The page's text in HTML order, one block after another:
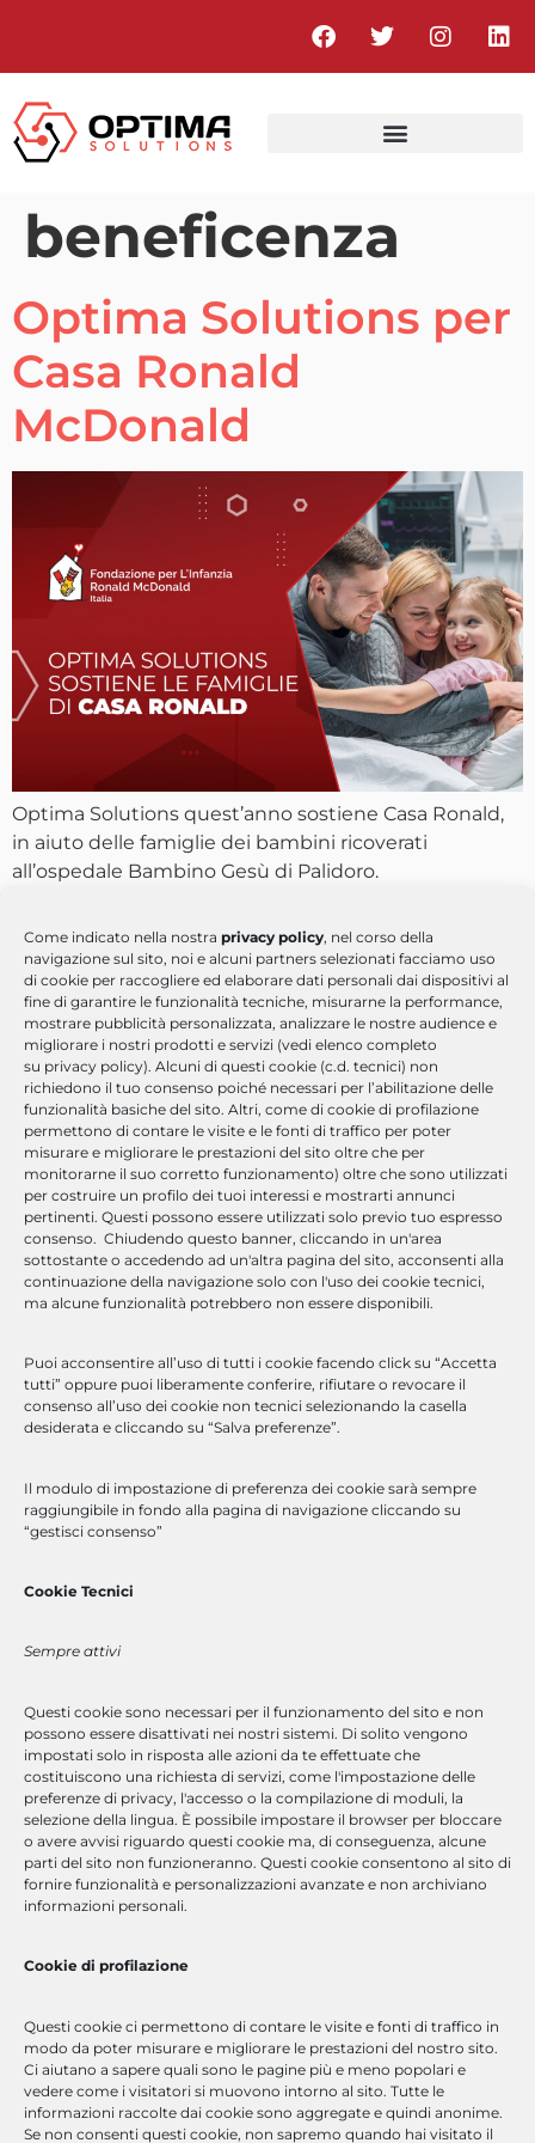
Come indicato nella nostra privacy policy, nel corso della
navigazione sul sito, noi e alcuni partners selezionati facciamo uso
di cookie per raccogliere ed elaborare dati personali dai dispositivi al
fine di garantire le funzionalità tecniche, misurarne la performance,
mostrare pubblicità personalizzata, analizzare le nostre audience e
migliorare i nostri prodotti e servizi (vedi elenco completo
su privacy policy). Alcuni di questi cookie (c.d. tecnici) non
richiedono il tuo consenso poiché necessari per l’abilitazione delle
funzionalità basiche del sito. Altri, come di cookie di profilazione
permettono di contare le visite e le fonti di traffico per poter
misurare e migliorare le prestazioni del sito oltre che per
monitorarne il suo corretto funzionamento) oltre che sono utilizzati
per costruire un profilo dei tuoi interessi e mostrarti annunci
pertinenti. Questi possono essere utilizzati solo previo tuo espresso
consenso. Chiudendo questo banner, cliccando in un'area
sottostante o accedendo ad un'altra pagina del sito, acconsenti alla
continuazione della navigazione solo con l'uso dei cookie tecnici,
ma alcune funzionalità potrebbero non essere disponibili.
Puoi acconsentire all’uso di tutti i cookie facendo click su “Accetta
tutti” oppure puoi liberamente conferire, rifiutare o revocare il
consenso all’uso dei cookie non tecnici selezionando la casella
desiderata e cliccando su “Salva preferenze”.
Il modulo di impostazione di preferenza dei cookie sarà sempre
raggiungibile in fondo alla pagina di navigazione cliccando su
“gestisci consenso”
Cookie Tecnici
Sempre attivi
Questi cookie sono necessari per il funzionamento del sito e non
possono essere disattivati nei nostri sistemi. Di solito vengono
impostati solo in risposta alle azioni da te effettuate che
costituiscono una richiesta di servizi, come l'impostazione delle
preferenze di privacy, l'accesso o la compilazione di moduli, la
selezione della lingua. È possibile impostare il browser per bloccare
o avere avvisi riguardo questi cookie ma, di conseguenza, alcune
parti del sito non funzioneranno. Questi cookie consentono al sito di
fornire funzionalità e personalizzazioni avanzate e non archiviano
informazioni personali.
Cookie di profilazione
Questi cookie ci permettono di contare le visite e fonti di traffico in
modo da poter misurare e migliorare le prestazioni del nostro sito.
Ci aiutano a sapere quali sono le pagine più e meno popolari e
vedere come i visitatori si muovono intorno al sito. Tutte le
informazioni raccolte dai cookie sono aggregate e quindi anonime.
Se non consenti questi cookie, non sapremo quando hai visitato il
beneficenza
Optima Solutions per
Casa Ronald
McDonald
Optima Solutions quest’anno sostiene Casa Ronald,
in aiuto delle famiglie dei bambini ricoverati
all’ospedale Bambino Gesù di Palidoro.
Milano | Padova | Roma | Napoli
marketing@optimasolutions.it
Optima Solutions è un’azienda di consulenza ICT che offre servizi
di formazione e sviluppo software.
Scopri di Più
Scarica la presentazione
Che tu sia un professionista con esperienza, un software
engineer o un neolaureato, abbiamo la posizione giusta per te.
Invia Candidatura
Accesso Rapido
corsi a catalogo
corsi su misura
soluzioni software
consulenza